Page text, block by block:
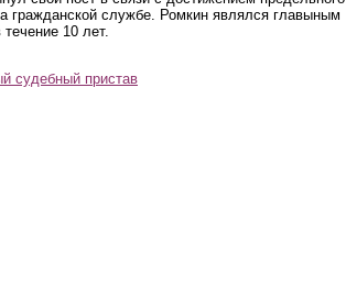
гражданской службе. Ромкин являлся главыным
10 лет.
судебный пристав